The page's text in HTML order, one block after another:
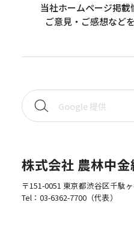
当社ホームページ掲載
ご意見・ご感想など
株式会社 農林中
〒151-0051 東京都渋谷区千駄
Tel： 03-6362-7700（代表）